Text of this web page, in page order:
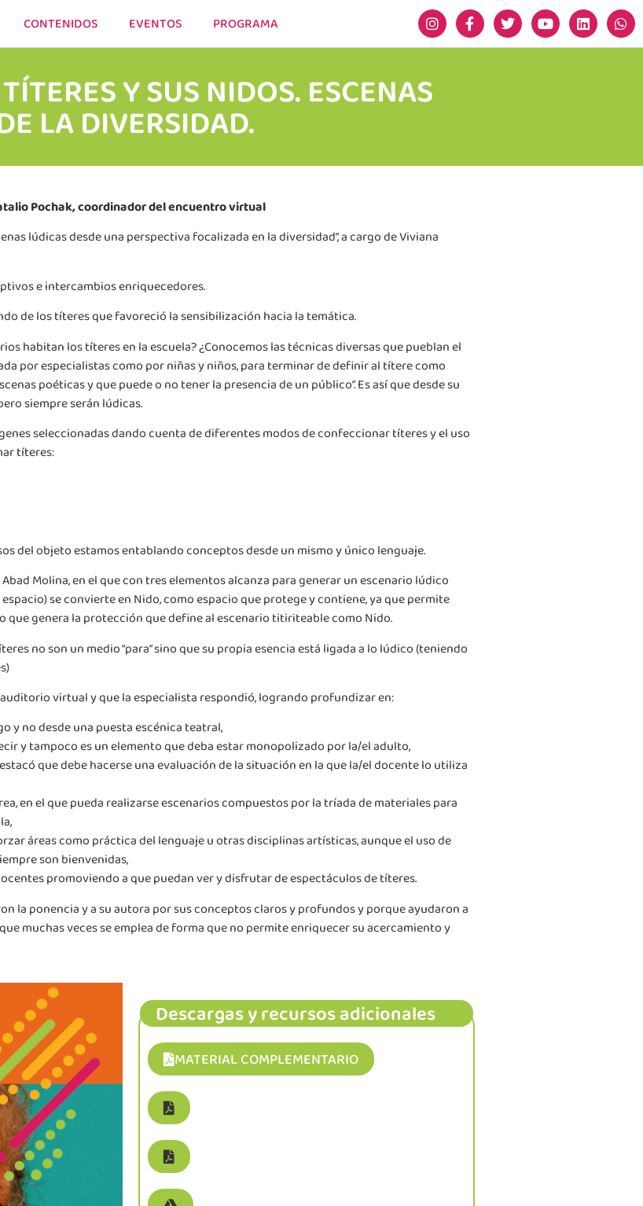
CONTENIDOS EVENTOS PROGRAMA
Y SUS NIDOS. ESCENAS
LA DIVERSIDAD.
Pochak, coordinador del encuentro virtual
lúdicas desde una perspectiva focalizada en la diversidad”, a cargo de Viviana
e intercambios enriquecedores.
de los títeres que favoreció la sensibilización hacia la temática.
habitan los títeres en la escuela? ¿Conocemos las técnicas diversas que pueblan el
por especialistas como por niñas y niños, para terminar de definir al títere como
poéticas y que puede o no tener la presencia de un público”. Es así que desde su
siempre serán lúdicas.
seleccionadas dando cuenta de diferentes modos de confeccionar títeres y el uso
títeres:
del objeto estamos entablando conceptos desde un mismo y único lenguaje.
Molina, en el que con tres elementos alcanza para generar un escenario lúdico
se convierte en Nido, como espacio que protege y contiene, ya que permite
que genera la protección que define al escenario titiriteable como Nido.
no son un medio “para” sino que su propia esencia está ligada a lo lúdico (teniendo
virtual y que la especialista respondió, logrando profundizar en:
y no desde una puesta escénica teatral,
y tampoco es un elemento que deba estar monopolizado por la/el adulto,
que debe hacerse una evaluación de la situación en la que la/el docente lo utiliza
en el que pueda realizarse escenarios compuestos por la tríada de materiales para
áreas como práctica del lenguaje u otras disciplinas artísticas, aunque el uso de
son bienvenidas,
promoviendo a que puedan ver y disfrutar de espectáculos de títeres.
la ponencia y a su autora por sus conceptos claros y profundos y porque ayudaron a
muchas veces se emplea de forma que no permite enriquecer su acercamiento y
Descargas y recursos adicionales
MATERIAL COMPLEMENTARIO